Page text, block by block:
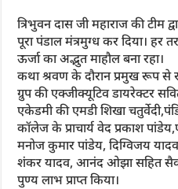
त्रिभुवन दास जी महाराज की टीम
पूरा पंडाल मंत्रमुग्ध कर दिया।
ऊर्जा का अद्भुत माहौल बना रहा।
कथा श्रवण के दौरान प्रमुख रूप से
ग्रुप की एक्जीक्यूटिव डायरेक्टर
एकेडमी की एमडी शिखा
कॉलेज के प्राचार्य वेद प्रकाश
मनोज कुमार पांडेय, दिग्विजय
शंकर यादव, आनंद ओझा सहित
पुण्य लाभ प्राप्त किया।